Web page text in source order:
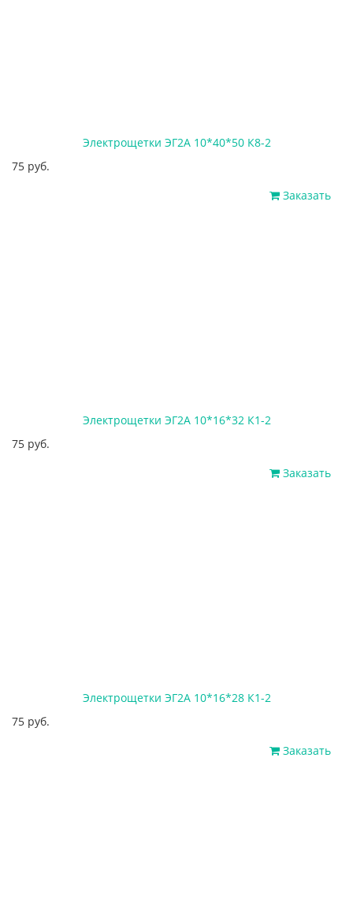
Электрощетки ЭГ2А 10*40*50 К8-2
75 руб.
Заказать
Электрощетки ЭГ2А 10*16*32 К1-2
75 руб.
Заказать
Электрощетки ЭГ2А 10*16*28 К1-2
75 руб.
Заказать